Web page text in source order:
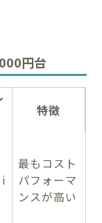
円台
特徴
i
最もコスト
パフォーマ
ンスが高い